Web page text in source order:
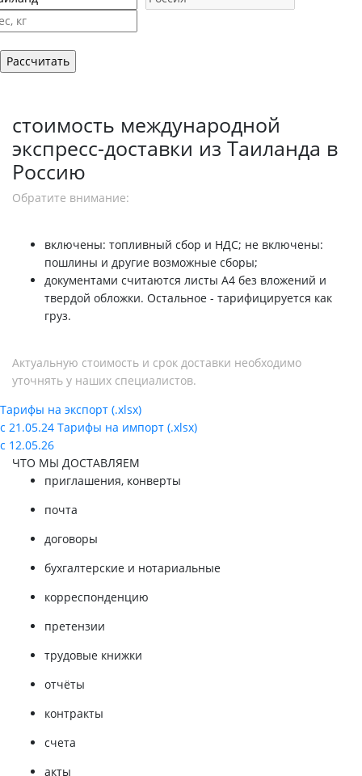
стоимость международной
экспресс-доставки из Таиланда в
Россию
Обратите внимание:
включены: топливный сбор и НДС; не включены:
пошлины и другие возможные сборы;
документами считаются листы А4 без вложений и
твердой обложки. Остальное - тарифицируется как
груз.
Актуальную стоимость и срок доставки необходимо
уточнять у наших специалистов.
Тарифы на экспорт (.xlsx)
с 21.05.24 Тарифы на импорт (.xlsx)
с 12.05.26
ЧТО МЫ ДОСТАВЛЯЕМ
приглашения, конверты
почта
договоры
бухгалтерские и нотариальные
корреспонденцию
претензии
трудовые книжки
отчёты
контракты
счета
акты